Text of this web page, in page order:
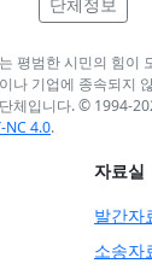
평범한 시민의 힘이
나 기업에 종속되지
체입니다. © 1994-
NC 4.0.
자료실
발간자
소송자